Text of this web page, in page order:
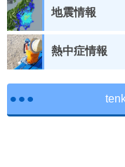
地震情報
熱中症情報